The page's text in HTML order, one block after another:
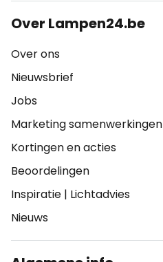
Over Lampen24.be
Over ons
Nieuwsbrief
Jobs
Marketing samenwerkingen
Kortingen en acties
Beoordelingen
Inspiratie | Lichtadvies
Nieuws